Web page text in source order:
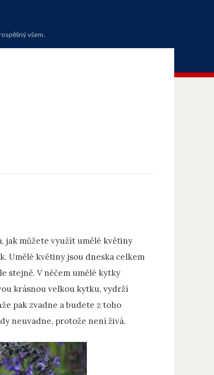
všem.
jak můžete využít umělé květiny
Umělé květiny jsou dneska celkem
stejně. V něčem umělé kytky
krásnou velkou kytku, vydrží
pak zvadne a budete z toho
neuvadne, protože není živá.